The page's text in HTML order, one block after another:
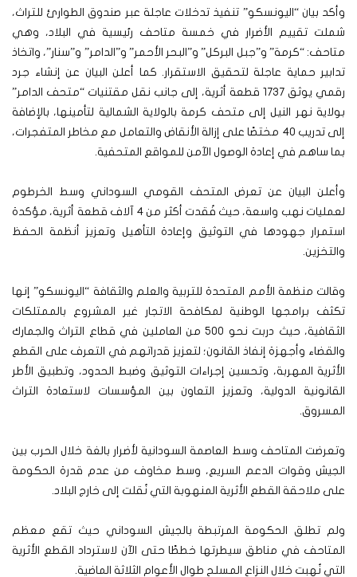
وأكد بيان “اليونسكو” تنفيذ تدخلات عاجلة عبر صندوق الطوارئ للتراث،
شملت تقييم الأضرار في خمسة متاحف رئيسية في البلاد، وهي
متاحف: “كرمة” و”جبل البركل” و”البحر الأحمر” و”الدامر” و”سنار”، واتخاذ
تدابير حماية عاجلة لتحقيق الاستقرار. كما أعلن البيان عن إنشاء جرد
رقمي يوثق 1737 قطعة أثرية، إلى جانب نقل مقتنيات “متحف الدامر”
بولاية نهر النيل إلى متحف كرمة بالولاية الشمالية لتأمينها، بالإضافة
إلى تدريب 40 مختصًا على إزالة الأنقاض والتعامل مع مخاطر المتفجرات،
بما ساهم في إعادة الوصول الآمن للمواقع المتحفية.
وأعلن البيان عن تعرض المتحف القومي السوداني وسط الخرطوم
لعمليات نهب واسعة، حيث فُقدت أكثر من 4 آلاف قطعة أثرية، مؤكدة
استمرار جهودها في التوثيق وإعادة التأهيل وتعزيز أنظمة الحفظ
والتخزين.
وقالت منظمة الأمم المتحدة للتربية والعلم والثقافة “اليونسكو” إنها
تكثف برامجها الوطنية لمكافحة الاتجار غير المشروع بالممتلكات
الثقافية، حيث دربت نحو 500 من العاملين في قطاع التراث والجمارك
والقضاء وأجهزة إنفاذ القانون؛ لتعزيز قدراتهم في التعرف على القطع
الأثرية المهربة، وتحسين إجراءات التوثيق وضبط الحدود، وتطبيق الأطر
القانونية الدولية، وتعزيز التعاون بين المؤسسات لاستعادة التراث
المسروق.
وتعرضت المتاحف وسط العاصمة السودانية لأضرار بالغة خلال الحرب بين
الجيش وقوات الدعم السريع، وسط مخاوف من عدم قدرة الحكومة
على ملاحقة القطع الأثرية المنهوبة التي نُقلت إلى خارج البلاد.
ولم تطلق الحكومة المرتبطة بالجيش السوداني حيث تقع معظم
المتاحف في مناطق سيطرتها خططًا حتى الآن لاسترداد القطع الأثرية
التي نُهبت خلال النزاع المسلح طوال الأعوام الثلاثة الماضية.